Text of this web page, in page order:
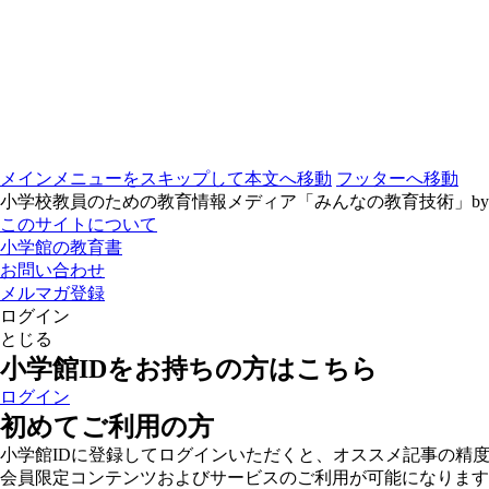
メインメニューをスキップして本文へ移動 フッターへ移動
小学校教員のための教育情報メディア「みんなの教育技術」
このサイトについて
小学館の教育書
お問い合わせ
メルマガ登録
ログイン
とじる
小学館IDをお持ちの方はこちら
ログイン
初めてご利用の方
小学館IDに登録してログインいただくと、オススメ記事の精
会員限定コンテンツおよびサービスのご利用が可能になりま